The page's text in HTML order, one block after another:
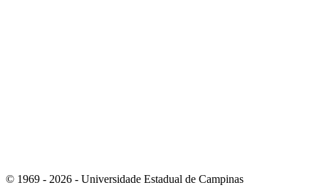
© 1969 - 2026 - Universidade Estadual de Campinas